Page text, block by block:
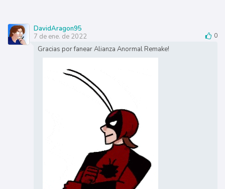
DavidAragon95
7 de ene. de 2022
0
Gracias por fanear Alianza Anormal Remake!